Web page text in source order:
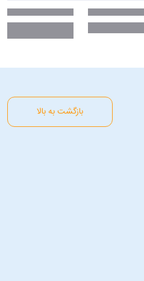
بازگشت به بالا